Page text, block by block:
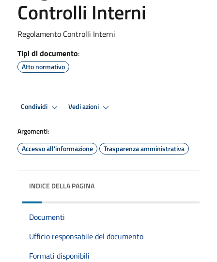
Controlli Interni
Regolamento Controlli Interni
Tipi di documento:
Atto normativo
Condividi Vedi azioni
Argomenti:
Accesso all'informazione
Trasparenza amministrativa
INDICE DELLA PAGINA
Documenti
Ufficio responsabile del documento
Formati disponibili